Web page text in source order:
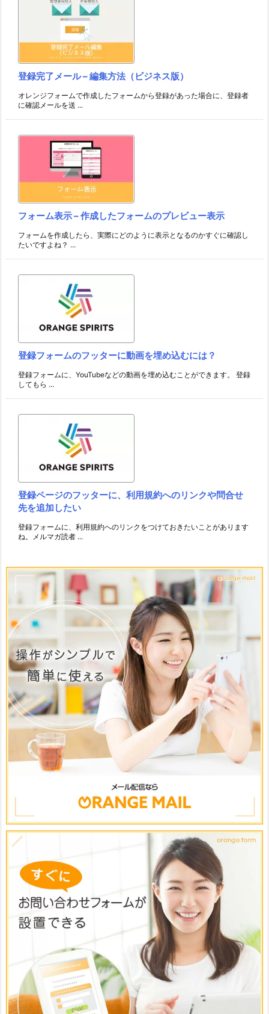
登録完了メール – 編集方法（ビジネス版）
オレンジフォームで作成したフォームから登録があった場合に、登録者
に確認メールを送 ...
フォーム表示 – 作成したフォームのプレビュー表示
フォームを作成したら、実際にどのように表示となるのかすぐに確認し
たいですよね？ ...
登録フォームのフッターに動画を埋め込むには？
登録フォームに、YouTubeなどの動画を埋め込むことができます。 登録
してもら ...
登録ページのフッターに、利用規約へのリンクや問合せ
先を追加したい
登録フォームに、利用規約へのリンクをつけておきたいことがあります
ね。メルマガ読者 ...